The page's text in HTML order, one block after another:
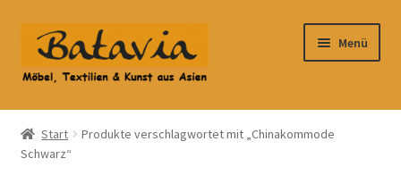
Zur
Navigation
springen
Zum
Inhalt
springen
Menü
Start
Accessoires
Start
Produkte verschlagwortet mit „Chinakommode
Schwarz“